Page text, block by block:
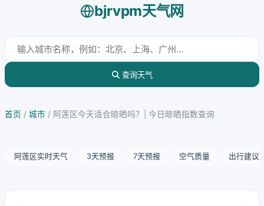
bjrvpm天气网
查询天气
首页 / 城市 / 阿莲区今天适合晾晒吗？| 今日晾晒指数查询
阿莲区实时天气 3天预报 7天预报 空气质量 出行建议